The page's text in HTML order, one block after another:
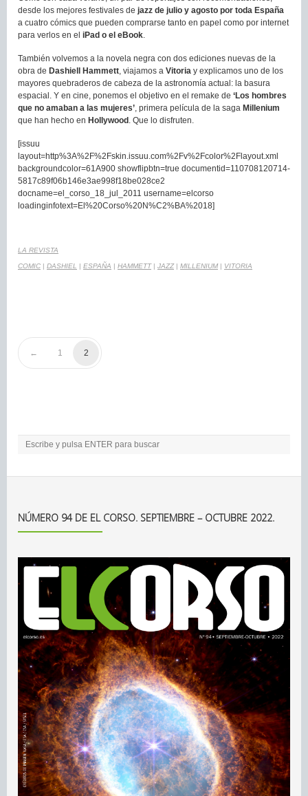
desde los mejores festivales de jazz de julio y agosto por toda España
a cuatro cómics que pueden comprarse tanto en papel como por internet
para verlos en el iPad o el eBook
También volvemos a la novela negra con dos ediciones nuevas de la
obra de Dashiell Hammett , viajamos a Vitoria y explicamos uno de los
mayores quebraderos de cabeza de la astronomía actual: la basura
espacial. Y en cine, ponemos el objetivo en el remake de ‘Los hombres
que no amaban a las mujeres’ , primera película de la saga Millenium
que han hecho en Hollywood . Que lo disfruten.
[issuu
layout=http%3A%2F%2Fskin.issuu.com%2Fv%2Fcolor%2Flayout.xml
backgroundcolor=61A900 showflipbtn=true documentid=110708120714-
5817c89f06b146e3ae998f18be028ce2
docname=el_corso_18_jul_2011 username=elcorso
loadinginfotext=El%20Corso%20N%C2%BA%2018]
LA REVISTA
COMIC | DASHIEL | ESPAÑA | HAMMETT| JAZZ| MILLENIUM | VITORIA
1 2
NÚMERO 94 DE EL CORSO. SEPTIEMBRE – OCTUBRE 2022.